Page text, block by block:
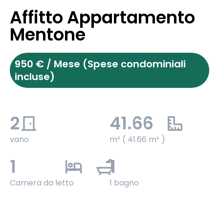
Affitto Appartamento
Mentone
950 € / Mese (Spese condominiali
incluse)
2
vano
41.66
m² ( 41.66 m² )
1
Camera da letto
1
1 bagno